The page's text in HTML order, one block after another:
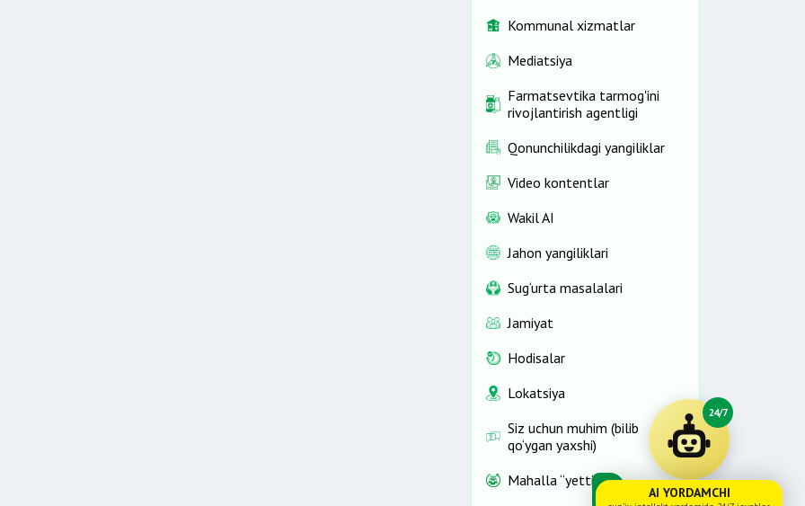
Kommunal xizmatlar
Mediatsiya
Farmatsevtika tarmog'ini
rivojlantirish agentligi
Qonunchilikdagi yangiliklar
Video kontentlar
Wakil AI
Jahon yangiliklari
Sug‘urta masalalari
Jamiyat
Hodisalar
Lokatsiya
Siz uchun muhim (bilib
qo‘ygan yaxshi)
Mahalla “yettiligi”
24/7
AI YORDAMCHI